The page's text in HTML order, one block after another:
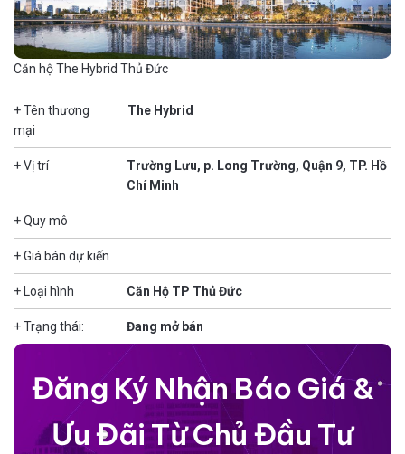
Căn hộ The Hybrid Thủ Đức
+ Tên thương
mại
The Hybrid
+ Vị trí
Trường Lưu, p. Long Trường, Quận 9, TP. Hồ
Chí Minh
+ Quy mô
+ Giá bán dự kiến
+ Loại hình Căn Hộ TP Thủ Đức
+ Trạng thái: Đang mở bán
Đăng Ký Nhận Báo Giá &
Ưu Đãi Từ Chủ Đầu Tư